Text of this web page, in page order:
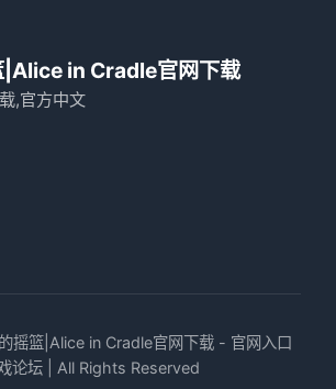
|Alice in Cradle官网下载
,官方中文
摇篮|Alice in Cradle官网下载 - 官网入口
论坛 | All Rights Reserved